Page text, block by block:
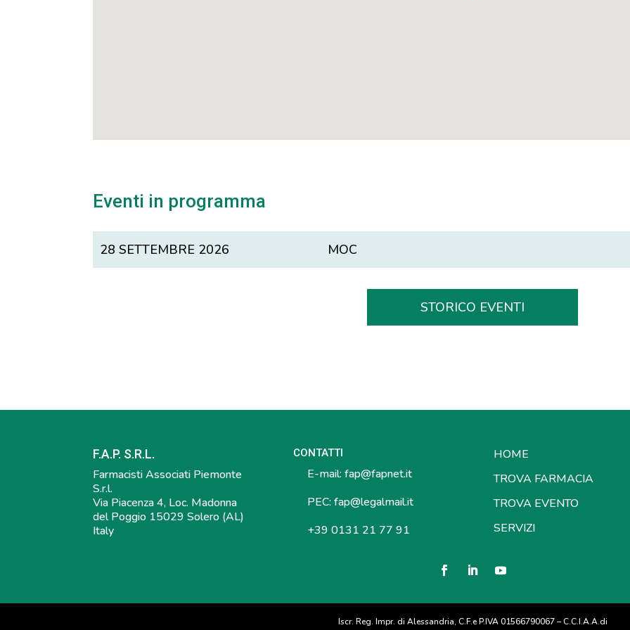
Eventi in programma
28 SETTEMBRE 2026 MOC
STORICO EVENTI
F.A.P. S.R.L.
Farmacisti Associati Piemonte
S.r.l.
Via Piacenza 4, Loc. Madonna
del Poggio 15029 Solero (AL)
Italy
CONTATTI
E-mail: fap@fapnet.it
PEC: fap@legalmail.it
+39 0131 21 77 91
HOME
TROVA FARMACIA
TROVA EVENTO
SERVIZI
Iscr. Reg. Impr. di Alessandria, C.F.e P.IVA 01566790067 – C.C.I.A.A.di